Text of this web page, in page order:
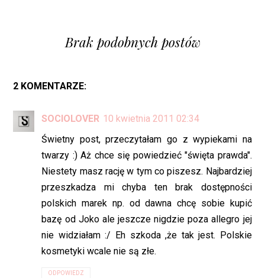
Brak podobnych postów
2 KOMENTARZE:
SOCIOLOVER 10 kwietnia 2011 02:34
Świetny post, przeczytałam go z wypiekami na
twarzy :) Aż chce się powiedzieć "święta prawda".
Niestety masz rację w tym co piszesz. Najbardziej
przeszkadza mi chyba ten brak dostępności
polskich marek np. od dawna chcę sobie kupić
bazę od Joko ale jeszcze nigdzie poza allegro jej
nie widziałam :/ Eh szkoda ,że tak jest. Polskie
kosmetyki wcale nie są złe.
ODPOWIEDZ